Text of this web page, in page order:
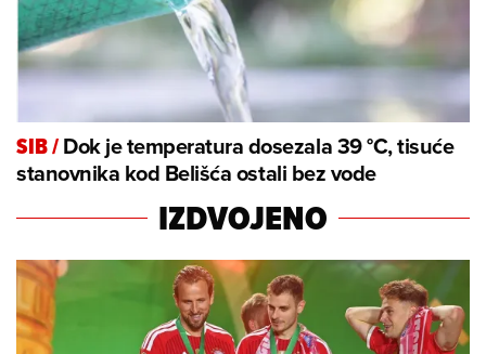
SIB/Dok je temperatura dosezala 39 °C, tisuće
stanovnika kod Belišća ostali bez vode
IZDVOJENO